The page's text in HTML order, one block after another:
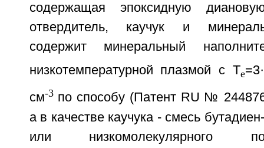
содержащая эпоксидную
отвердитель, каучук и
содержит минеральный
низкотемпературной плазмой с Te
см-3по способу (Патент RU №
а в качестве каучука - смесь
или низкомолекулярного